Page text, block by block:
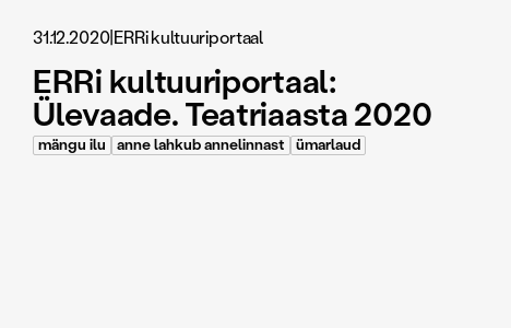
31.12.2020|ERRi kultuuriportaal
ERRi kultuuriportaal:
Ülevaade. Teatriaasta 2020
mängu ilu anne lahkub annelinnast ümarlaud